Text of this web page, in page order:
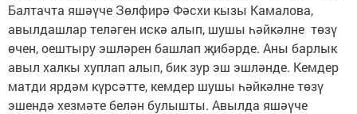
Балтачта яшәүче Зөлфирә Фәсхи кызы Камалова,
авылдашлар теләген искә алып, шушы һәйкәлне төзү
өчен, оештыру эшләрен башлап җибәрде. Аны барлык
авыл халкы хуплап алып, бик зур эш эшләнде. Кемдер
матди ярдәм күрсәтте, кемдер шушы һәйкәлне төзү
эшендә хезмәте белән булышты. Авылда яшәүче